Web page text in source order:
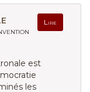
Lire
est
les